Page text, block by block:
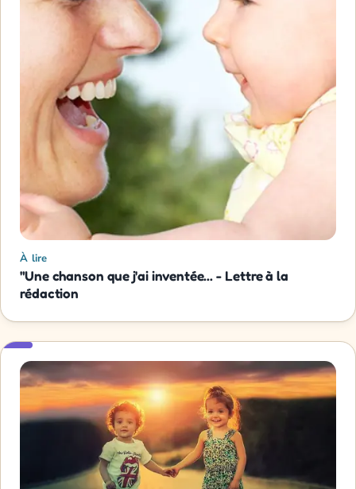
À lire
"Une chanson que j'ai inventée... - Lettre à la
rédaction